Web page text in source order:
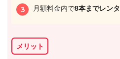
月額料金内で8本までレン
メリット